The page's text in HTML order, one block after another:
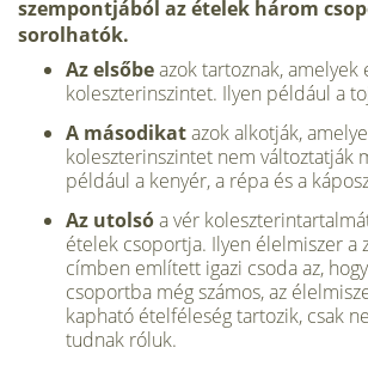
szempontjából az ételek három
sorolhatók.
Az elsőbeazok tartoznak, amelyek
koleszterinszintet. Ilyen például a
A másodikatazok alkotják,
koleszterinszintet nem változtatják
például a kenyér, a répa és a
Az utolsóa vér
ételek csoportja. Ilyen élelmiszer a
címben említett igazi csoda az,
csoportba még számos, az
kapható ételféleség tartozik, csak
tudnak róluk.